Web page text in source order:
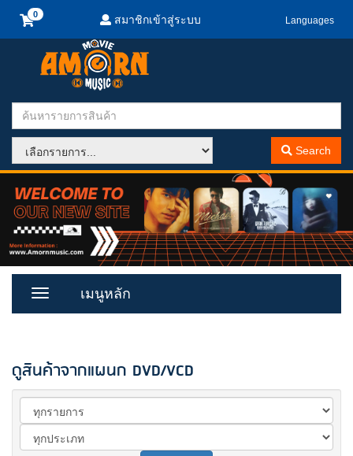
สมาชิกเข้าสู่ระบบ Languages
Search
Toggle
เมนูหลัก
ดูสินค้าจากแผนก DVD/VCD